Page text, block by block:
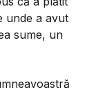
unde a avut
sume, un